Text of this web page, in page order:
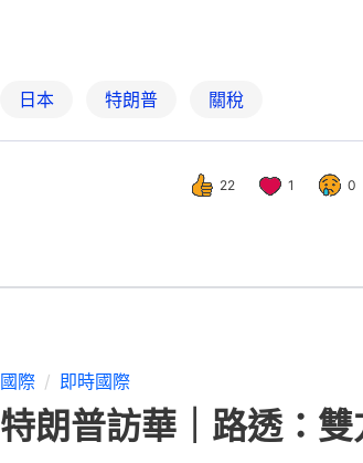
日本 特朗普 關稅
22 1 0
國際 即時國際
特朗普訪華｜路透：